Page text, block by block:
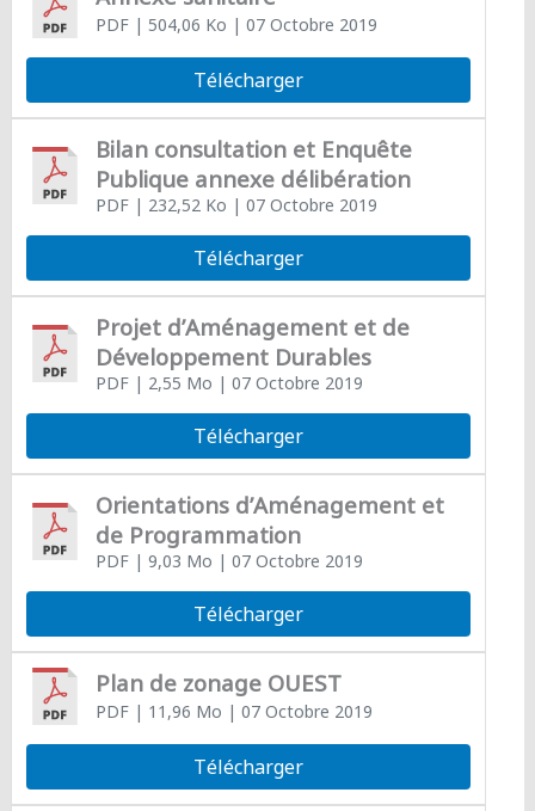
PDF| 504,06 Ko | 07 Octobre 2019
Télécharger
Bilan consultation et Enquête
Publique annexe délibération
PDF| 232,52 Ko | 07 Octobre 2019
Télécharger
Projet d’Aménagement et de
Développement Durables
PDF| 2,55 Mo | 07 Octobre 2019
Télécharger
Orientations d’Aménagement et
de Programmation
PDF| 9,03 Mo | 07 Octobre 2019
Télécharger
Plan de zonage OUEST
PDF| 11,96 Mo | 07 Octobre 2019
Télécharger